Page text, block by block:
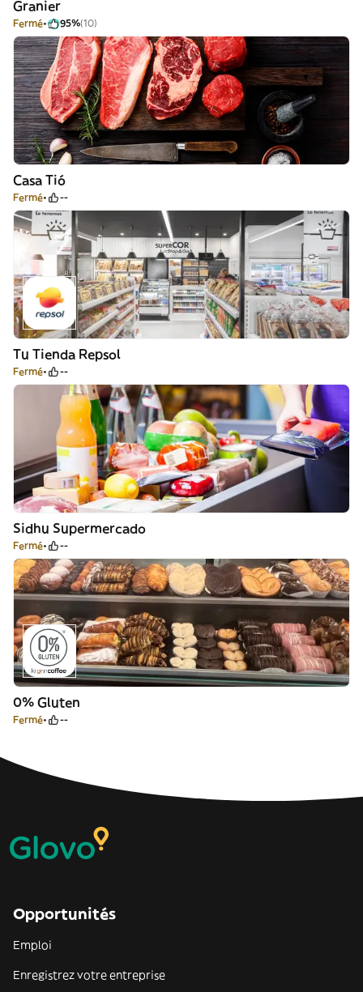
Granier
Fermé 95%(10)
Casa Tió
Fermé --
Tu Tienda Repsol
Fermé --
Sidhu Supermercado
Fermé --
0% Gluten
Fermé --
Opportunités
Emploi
Enregistrez votre entreprise